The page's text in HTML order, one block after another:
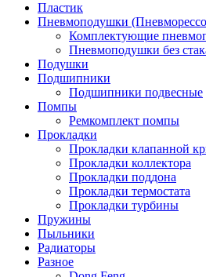
Пластик
Пневмоподушки
Комплектующие
Пневмоподушки без
Подушки
Подшипники
Подшипники подвесные
Помпы
Ремкомплект помпы
Прокладки
Прокладки клапанной
Прокладки коллектора
Прокладки поддона
Прокладки термостата
Прокладки турбины
Пружины
Пыльники
Радиаторы
Разное